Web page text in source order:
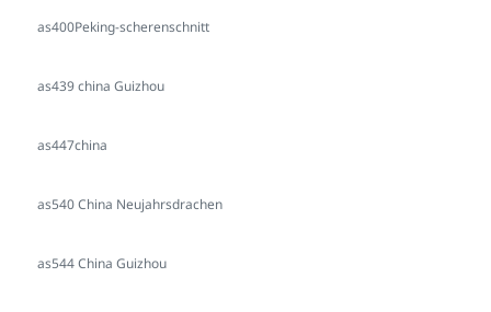
as400Peking-scherenschnitt
as439 china Guizhou
as447china
as540 China Neujahrsdrachen
as544 China Guizhou